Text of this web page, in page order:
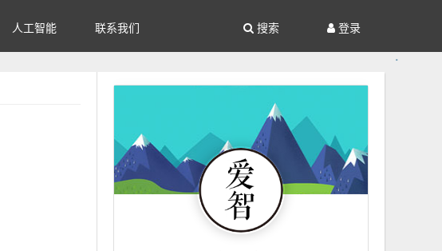
人工智能 联系我们 登录
搜索